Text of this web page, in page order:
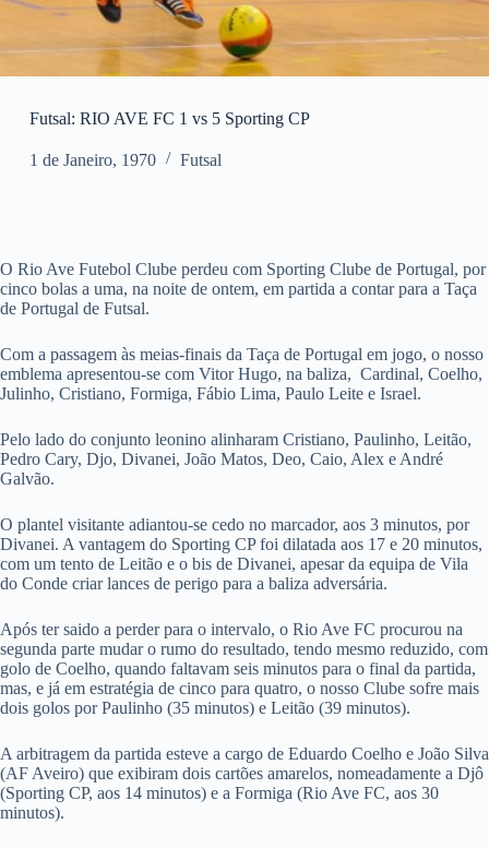
Futsal: RIO AVE FC 1 vs 5 Sporting CP
1 de Janeiro, 1970 Futsal
O Rio Ave Futebol Clube perdeu com Sporting Clube de Portugal, por
cinco bolas a uma, na noite de ontem, em partida a contar para a Taça
de Portugal de Futsal.
Com a passagem às meias-finais da Taça de Portugal em jogo, o nosso
emblema apresentou-se com Vitor Hugo, na baliza, Cardinal, Coelho,
Julinho, Cristiano, Formiga, Fábio Lima, Paulo Leite e Israel.
Pelo lado do conjunto leonino alinharam Cristiano, Paulinho, Leitão,
Pedro Cary, Djo, Divanei, João Matos, Deo, Caio, Alex e André
Galvão.
O plantel visitante adiantou-se cedo no marcador, aos 3 minutos, por
Divanei. A vantagem do Sporting CP foi dilatada aos 17 e 20 minutos,
com um tento de Leitão e o bis de Divanei, apesar da equipa de Vila
do Conde criar lances de perigo para a baliza adversária.
Após ter saido a perder para o intervalo, o Rio Ave FC procurou na
segunda parte mudar o rumo do resultado, tendo mesmo reduzido, com
golo de Coelho, quando faltavam seis minutos para o final da partida,
mas, e já em estratégia de cinco para quatro, o nosso Clube sofre mais
dois golos por Paulinho (35 minutos) e Leitão (39 minutos).
A arbitragem da partida esteve a cargo de Eduardo Coelho e João Silva
(AF Aveiro) que exibiram dois cartões amarelos, nomeadamente a Djô
(Sporting CP, aos 14 minutos) e a Formiga (Rio Ave FC, aos 30
minutos).